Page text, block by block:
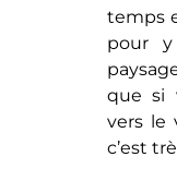
Martin,
on